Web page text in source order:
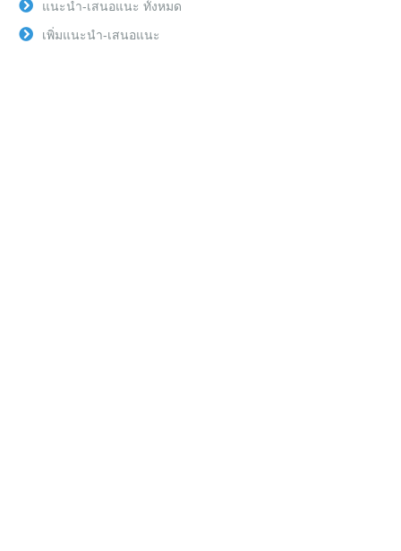
แนะนำ-เสนอแนะ ทั้งหมด
เพิ่มแนะนำ-เสนอแนะ